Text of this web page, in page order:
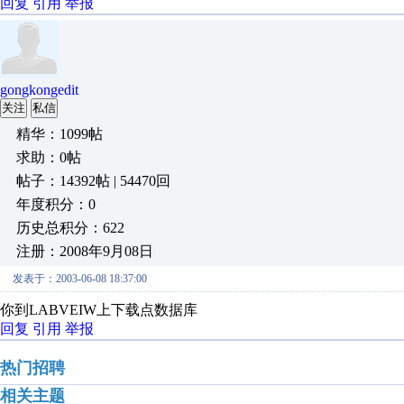
回复 引用 举报
gongkongedit
关注 私信
精华：1099帖
求助：0帖
帖子：14392帖 | 54470回
年度积分：0
历史总积分：622
注册：2008年9月08日
发表于：2003-06-08 18:37:00
你到LABVEIW上下载点数据库
回复 引用 举报
热门招聘
相关主题